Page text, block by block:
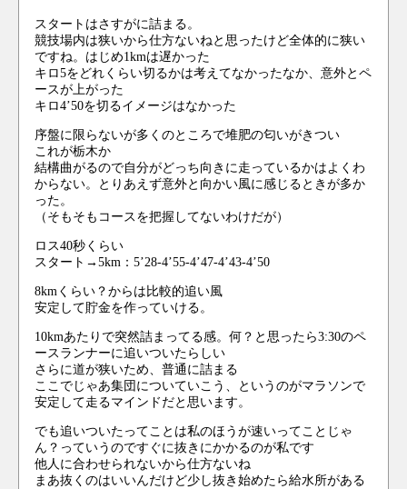
スタートはさすがに詰まる。
競技場内は狭いから仕方ないねと思ったけど全体的に狭い
ですね。はじめ1kmは遅かった
キロ5をどれくらい切るかは考えてなかったなか、意外とペ
ースが上がった
キロ4’50を切るイメージはなかった
序盤に限らないが多くのところで堆肥の匂いがきつい
これが栃木か
結構曲がるので自分がどっち向きに走っているかはよくわ
からない。とりあえず意外と向かい風に感じるときが多か
った。
（そもそもコースを把握してないわけだが）
ロス40秒くらい
スタート→5km：5’28-4’55-4’47-4’43-4’50
8kmくらい？からは比較的追い風
安定して貯金を作っていける。
10kmあたりで突然詰まってる感。何？と思ったら3:30のペ
ースランナーに追いついたらしい
さらに道が狭いため、普通に詰まる
ここでじゃあ集団についていこう、というのがマラソンで
安定して走るマインドだと思います。
でも追いついたってことは私のほうが速いってことじゃ
ん？っていうのですぐに抜きにかかるのが私です
他人に合わせられないから仕方ないね
まあ抜くのはいいんだけど少し抜き始めたら給水所がある